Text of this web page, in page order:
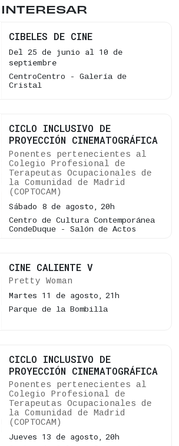
CIBELES DE CINE
Del 25 de junio al 10 de
septiembre
CentroCentro - Galería de
Cristal
CICLO INCLUSIVO DE
PROYECCIÓN CINEMATOGRÁFICA
Ponentes pertenecientes al
Colegio Profesional de
Terapeutas Ocupacionales de
la Comunidad de Madrid
(COPTOCAM)
Sábado 8 de agosto, 20h
Centro de Cultura Contemporánea
CondeDuque - Salón de Actos
CINE CALIENTE V
Pretty Woman
Martes 11 de agosto, 21h
Parque de la Bombilla
CICLO INCLUSIVO DE
PROYECCIÓN CINEMATOGRÁFICA
Ponentes pertenecientes al
Colegio Profesional de
Terapeutas Ocupacionales de
la Comunidad de Madrid
(COPTOCAM)
Jueves 13 de agosto, 20h